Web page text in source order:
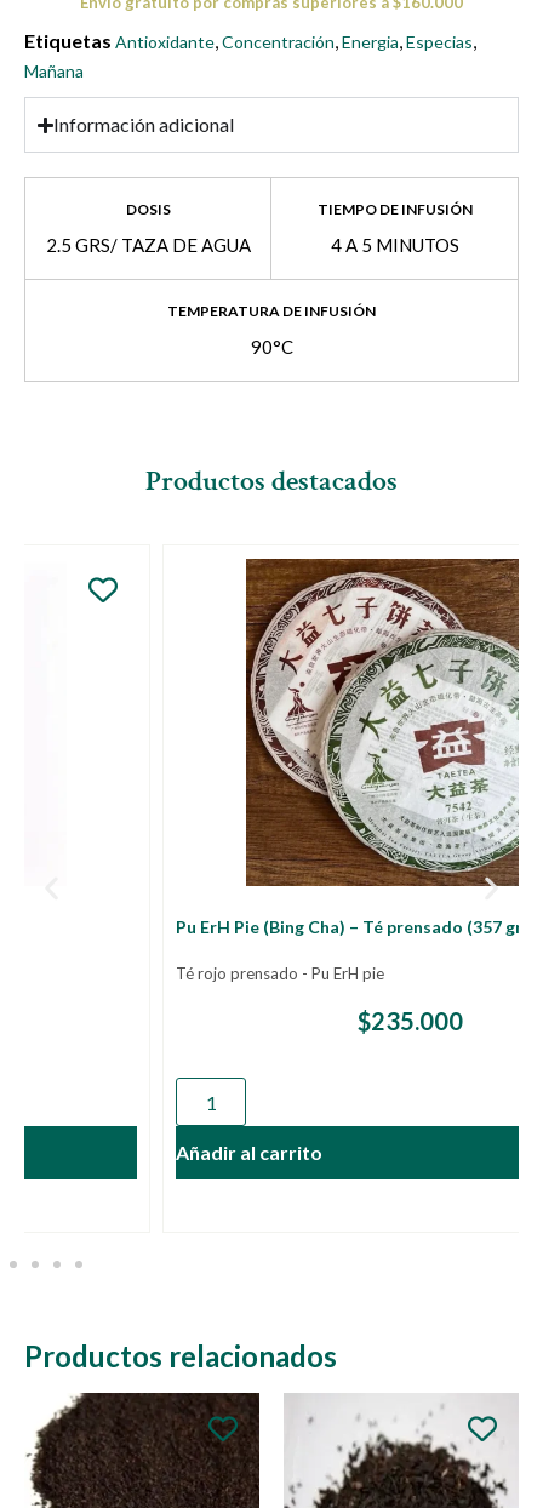
Etiquetas Antioxidante,Concentración,Energia,Especias,
Mañana
Información adicional
DOSIS
2.5 GRS/ TAZA DE AGUA
TIEMPO DE INFUSIÓN
4 A 5 MINUTOS
TEMPERATURA DE INFUSIÓN
90°C
Productos destacados
Pu ErH Pie (Bing Cha) – Té prensado (357 grs)
Té rojo prensado - Pu ErH pie
Añadir al carrito
Productos relacionados